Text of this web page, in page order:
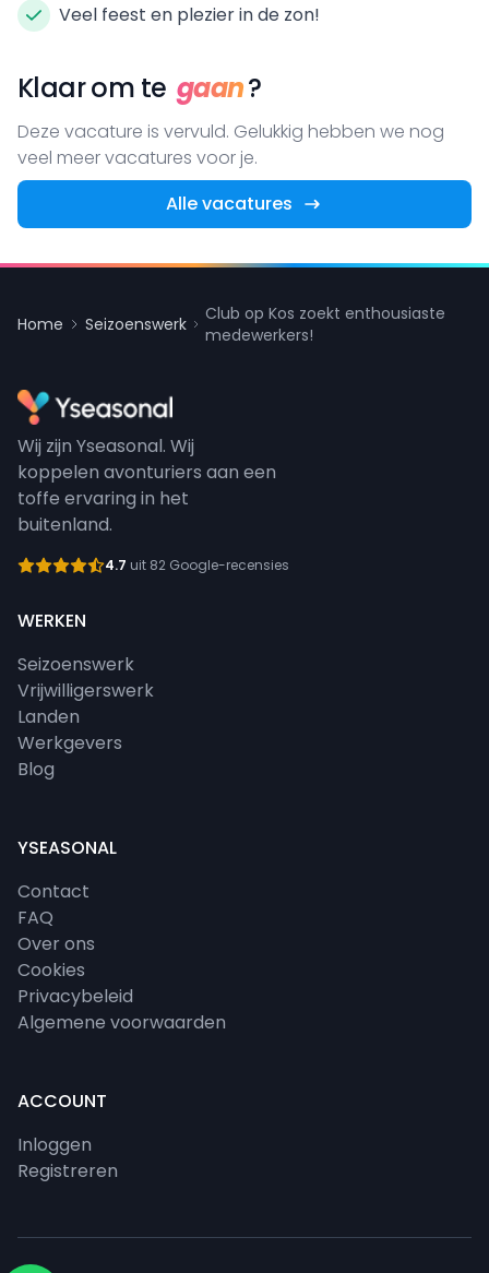
Veel feest en plezier in de zon!
Klaar om te gaan?
Deze vacature is vervuld. Gelukkig hebben we nog
veel meer vacatures voor je.
Alle vacatures
Home Seizoenswerk
Club op Kos zoekt enthousiaste
medewerkers!
Wij zijn Yseasonal. Wij
koppelen avonturiers aan een
toffe ervaring in het
buitenland.
4.7 uit 82 Google-recensies
WERKEN
Seizoenswerk
Vrijwilligerswerk
Landen
Werkgevers
Blog
YSEASONAL
Contact
FAQ
Over ons
Cookies
Privacybeleid
Algemene voorwaarden
ACCOUNT
Inloggen
Registreren